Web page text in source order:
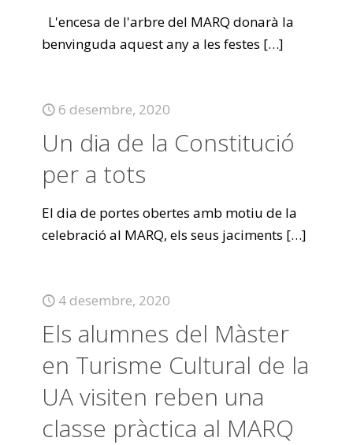
L'encesa de l'arbre del MARQ donarà la
benvinguda aquest any a les festes […]
6 desembre, 2020
Un dia de la Constitució
per a tots
El dia de portes obertes amb motiu de la
celebració al MARQ, els seus jaciments […]
4 desembre, 2020
Els alumnes del Màster
en Turisme Cultural de la
UA visiten reben una
classe pràctica al MARQ